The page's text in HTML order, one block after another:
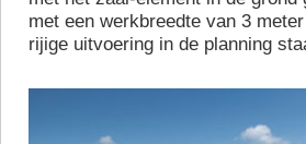
met een werkbreedte van 3
rijige uitvoering in de planning